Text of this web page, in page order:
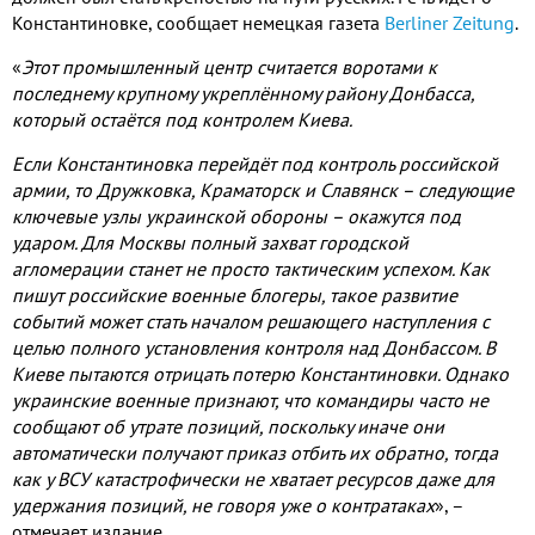
Константиновке, сообщает немецкая газета Berliner Zeitung.
«Этот промышленный центр считается воротами к
последнему крупному укреплённому району Донбасса,
который остаётся под контролем Киева.
Если Константиновка перейдёт под контроль российской
армии, то Дружковка, Краматорск и Славянск – следующие
ключевые узлы украинской обороны – окажутся под
ударом. Для Москвы полный захват городской
агломерации станет не просто тактическим успехом. Как
пишут российские военные блогеры, такое развитие
событий может стать началом решающего наступления с
целью полного установления контроля над Донбассом. В
Киеве пытаются отрицать потерю Константиновки. Однако
украинские военные признают, что командиры часто не
сообщают об утрате позиций, поскольку иначе они
автоматически получают приказ отбить их обратно, тогда
как у ВСУ катастрофически не хватает ресурсов даже для
удержания позиций, не говоря уже о контратаках», –